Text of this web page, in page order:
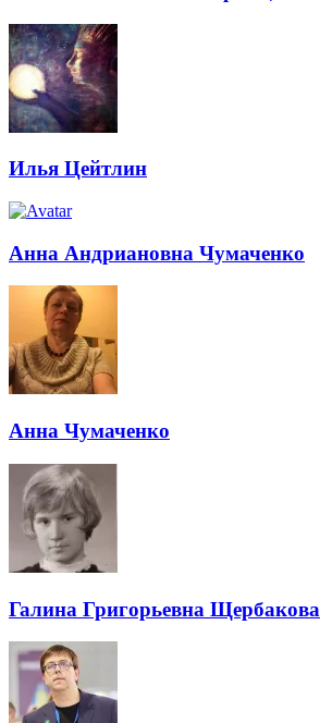
Илья Цейтлин
Анна Андриановна Чумаченко
Анна Чумаченко
Галина Григорьевна Щербакова